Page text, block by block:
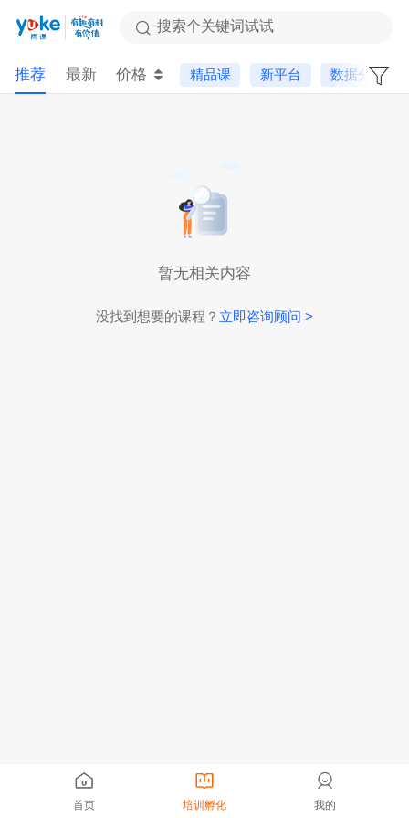
搜索个关键词试试
推荐 最新 价格 精品课 新平台 数据分析
暂无相关内容
没找到想要的课程？ 立即咨询顾问 >
首页 培训孵化 我的